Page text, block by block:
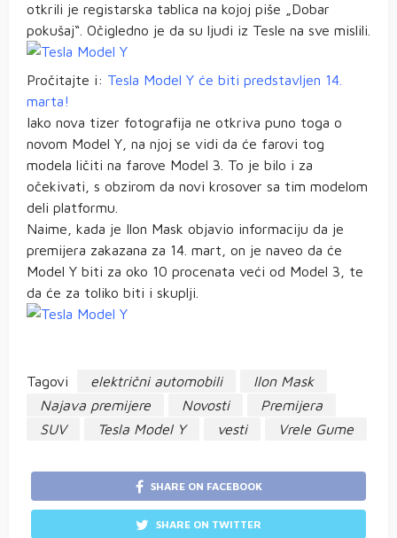
otkrili je registarska tablica na kojoj piše „Dobar
pokušaj“. Očigledno je da su ljudi iz Tesle na sve mislili.
Pročitajte i: Tesla Model Y će biti predstavljen 14.
marta!
Iako nova tizer fotografija ne otkriva puno toga o
novom Model Y, na njoj se vidi da će farovi tog
modela ličiti na farove Model 3. To je bilo i za
očekivati, s obzirom da novi krosover sa tim modelom
deli platformu.
Naime, kada je Ilon Mask objavio informaciju da je
premijera zakazana za 14. mart, on je naveo da će
Model Y biti za oko 10 procenata veći od Model 3, te
da će za toliko biti i skuplji.
Tagovi električni automobili
Ilon Mask
Najava premijere
Novosti
Premijera
SUV
Tesla Model Y vesti Vrele Gume
SHARE ON FACEBOOK
SHARE ON TWITTER